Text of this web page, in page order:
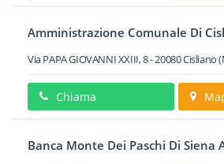
Amministrazione Comunale Di
Via PAPA GIOVANNI XXIII, 8-20080Cisliano
Chiama
Banca Monte Dei Paschi Di Siena